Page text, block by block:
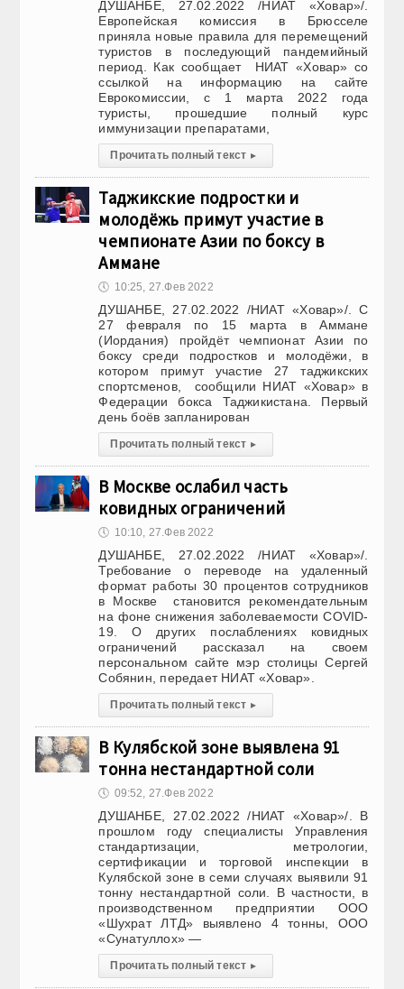
ДУШАНБЕ, 27.02.2022 /НИАТ «Ховар»/.
Европейская комиссия в Брюсселе
приняла новые правила для перемещений
туристов в последующий пандемийный
период. Как сообщает НИАТ «Ховар» со
ссылкой на информацию на сайте
Еврокомиссии, с 1 марта 2022 года
туристы, прошедшие полный курс
иммунизации препаратами,
Прочитать полный текст ▸
Таджикские подростки и
молодёжь примут участие в
чемпионате Азии по боксу в
Аммане
🕔 10:25, 27.Фев 2022
ДУШАНБЕ, 27.02.2022 /НИАТ «Ховар»/. С
27 февраля по 15 марта в Аммане
(Иордания) пройдёт чемпионат Азии по
боксу среди подростков и молодёжи, в
котором примут участие 27 таджикских
спортсменов, сообщили НИАТ «Ховар» в
Федерации бокса Таджикистана. Первый
день боёв запланирован
Прочитать полный текст ▸
В Москве ослабил часть
ковидных ограничений
🕔 10:10, 27.Фев 2022
ДУШАНБЕ, 27.02.2022 /НИАТ «Ховар»/.
Требование о переводе на удаленный
формат работы 30 процентов сотрудников
в Москве становится рекомендательным
на фоне снижения заболеваемости COVID-
19. О других послаблениях ковидных
ограничений рассказал на своем
персональном сайте мэр столицы Сергей
Собянин, передает НИАТ «Ховар».
Прочитать полный текст ▸
В Кулябской зоне выявлена 91
тонна нестандартной соли
🕔 09:52, 27.Фев 2022
ДУШАНБЕ, 27.02.2022 /НИАТ «Ховар»/. В
прошлом году специалисты Управления
стандартизации, метрологии,
сертификации и торговой инспекции в
Кулябской зоне в семи случаях выявили 91
тонну нестандартной соли. В частности, в
производственном предприятии ООО
«Шухрат ЛТД» выявлено 4 тонны, ООО
«Сунатуллох» —
Прочитать полный текст ▸